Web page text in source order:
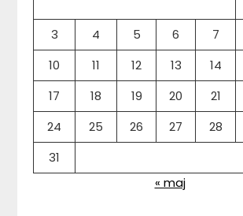
3
4 5 6 7
10
11 12 13 14
17
18 19 20 21
24
25 26 27 28
31
« maj